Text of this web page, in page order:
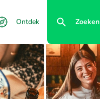
Ontdek Zoeken